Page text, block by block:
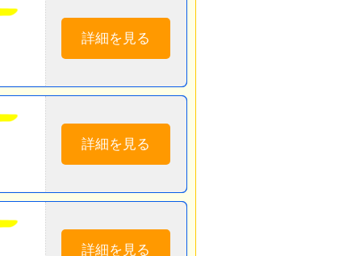
詳細を見る
詳細を見る
詳細を見る